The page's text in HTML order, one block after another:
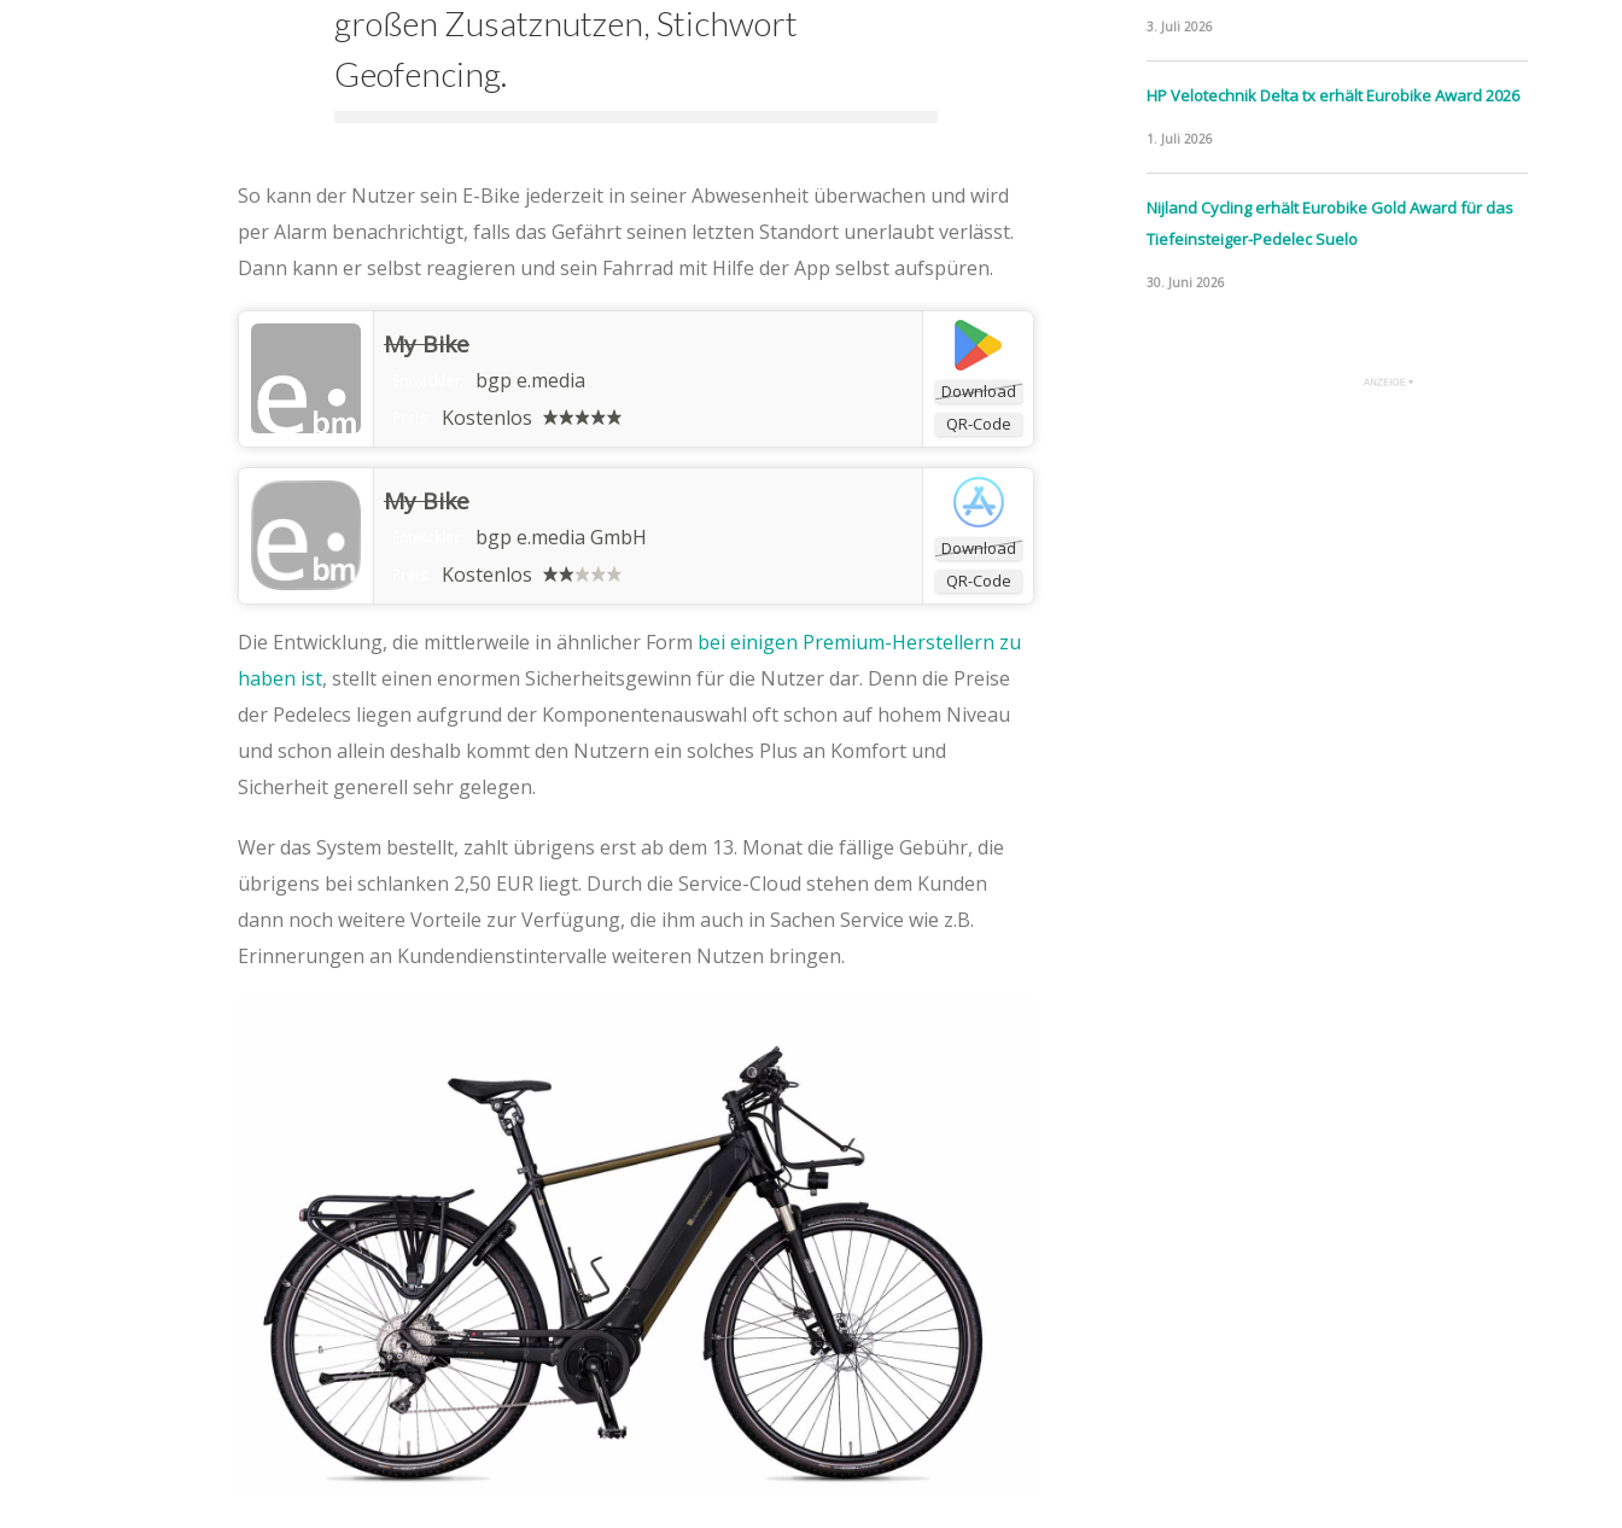
großen Zusatznutzen, Stichwort
Geofencing.
So kann der Nutzer sein E-Bike jederzeit in seiner Abwesenheit überwachen und wird
per Alarm benachrichtigt, falls das Gefährt seinen letzten Standort unerlaubt verlässt.
Dann kann er selbst reagieren und sein Fahrrad mit Hilfe der App selbst aufspüren.
Download
QR-Code
My Bike
bgp e.media
Kostenlos
Download
QR-Code
My Bike
bgp e.media GmbH
Kostenlos
Die Entwicklung, die mittlerweile in ähnlicher Form bei einigen Premium-Herstellern zu
haben ist, stellt einen enormen Sicherheitsgewinn für die Nutzer dar. Denn die Preise
der Pedelecs liegen aufgrund der Komponentenauswahl oft schon auf hohem Niveau
und schon allein deshalb kommt den Nutzern ein solches Plus an Komfort und
Sicherheit generell sehr gelegen.
Wer das System bestellt, zahlt übrigens erst ab dem 13. Monat die fällige Gebühr, die
übrigens bei schlanken 2,50 EUR liegt. Durch die Service-Cloud stehen dem Kunden
dann noch weitere Vorteile zur Verfügung, die ihm auch in Sachen Service wie z.B.
Erinnerungen an Kundendienstintervalle weiteren Nutzen bringen.
3. Juli 2026
HP Velotechnik Delta tx erhält Eurobike Award 2026
1. Juli 2026
Nijland Cycling erhält Eurobike Gold Award für das
Tiefeinsteiger-Pedelec Suelo
30. Juni 2026